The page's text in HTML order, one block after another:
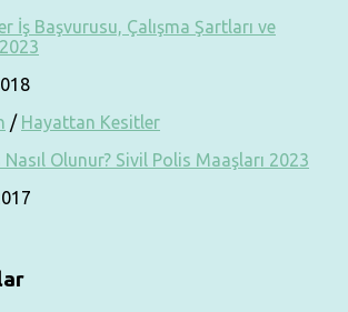
İş Başvurusu, Çalışma Şartları ve
/ Hayattan Kesitler
Olunur? Sivil Polis Maaşları 2023